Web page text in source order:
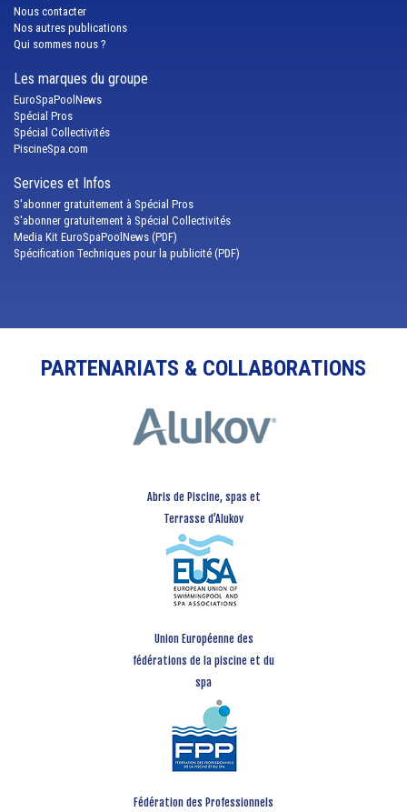
Nous contacter
Nos autres publications
Qui sommes nous ?
Les marques du groupe
EuroSpaPoolNews
Spécial Pros
Spécial Collectivités
PiscineSpa.com
Services et Infos
S'abonner gratuitement à Spécial Pros
S'abonner gratuitement à Spécial Collectivités
Media Kit EuroSpaPoolNews (PDF)
Spécification Techniques pour la publicité (PDF)
PARTENARIATS & COLLABORATIONS
Abris de Piscine, spas et
Terrasse d’Alukov
Union Européenne des
fédérations de la piscine et du
spa
Fédération des Professionnels